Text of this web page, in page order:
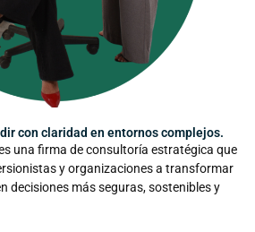
con claridad en entornos complejos.
una firma de consultoría estratégica que
y organizaciones a transformar
decisiones más seguras, sostenibles y